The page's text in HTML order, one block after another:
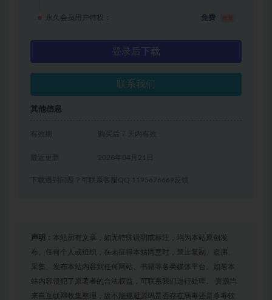
永久会员用户特权： 免费
登录后下载
联系我们
其他信息
有效期 购买后 7 天内有效
2026年04月21日
下载遇到问题？可联系客服QQ:1195676669反馈
声明： 本站所有文章，如无特殊说明或标注，均为本站原创发
布。任何个人或组织，在未征得本站同意时，禁止复制、盗用、
采集、发布本站内容到任何网站、书籍等各类媒体平台。如若本
站内容侵犯了原著者的合法权益，可联系我们进行处理。 资源均
来自互联网收集整理，故不能规避源码是否存在病毒还是杀毒软